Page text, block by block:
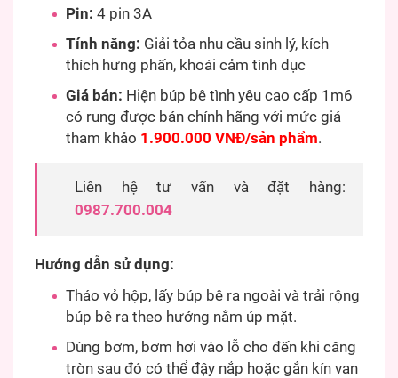
Pin: 4 pin 3A
Tính năng: Giải tỏa nhu cầu sinh lý, kích
thích hưng phấn, khoái cảm tình dục
Giá bán: Hiện búp bê tình yêu cao cấp 1m6
có rung được bán chính hãng với mức giá
tham khảo 1.900.000 VNĐ/sản phẩm.
Liên hệ tư vấn và đặt hàng:
0987.700.004
Hướng dẫn sử dụng:
Tháo vỏ hộp, lấy búp bê ra ngoài và trải rộng
búp bê ra theo hướng nằm úp mặt.
Dùng bơm, bơm hơi vào lỗ cho đến khi căng
tròn sau đó có thể đậy nắp hoặc gắn kín van